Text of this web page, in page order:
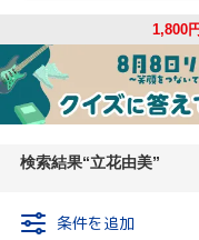
1,800
検索結果 立花由美
条件を追加